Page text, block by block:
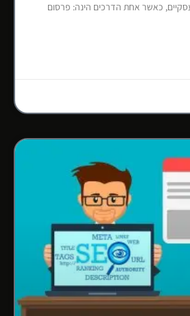
כאשר אחת הדרכים הינה: פרסום